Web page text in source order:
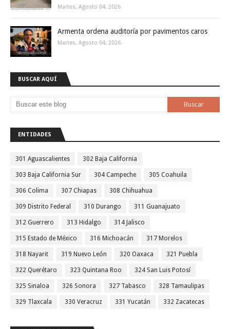
Martes, Agosto 04, 2026
Armenta ordena auditoría por pavimentos caros
Martes, Agosto 04, 2026
BUSCAR AQUÍ
ENTIDADES
301 Aguascalientes 302 Baja California
303 Baja California Sur 304 Campeche 305 Coahuila
306 Colima 307 Chiapas 308 Chihuahua
309 Distrito Federal 310 Durango 311 Guanajuato
312 Guerrero 313 Hidalgo 314 Jalisco
315 Estado de México 316 Michoacán 317 Morelos
318 Nayarit 319 Nuevo León 320 Oaxaca 321 Puebla
322 Querétaro 323 Quintana Roo 324 San Luis Potosí
325 Sinaloa 326 Sonora 327 Tabasco 328 Tamaulipas
329 Tlaxcala 330 Veracruz 331 Yucatán 332 Zacatecas